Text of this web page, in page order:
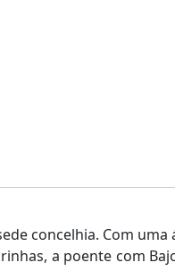
concelhia. Com uma
a poente com